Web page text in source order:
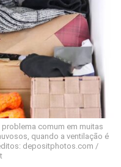
comum em muitas
quando a ventilação é
depositphotos.com /